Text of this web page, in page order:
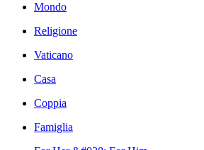
Mondo
Religione
Vaticano
Casa
Coppia
Famiglia